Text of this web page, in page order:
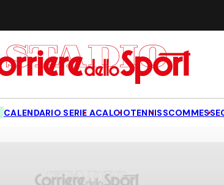
CALENDARIO SERIE ACALCIOTENNISSCOMMESSE